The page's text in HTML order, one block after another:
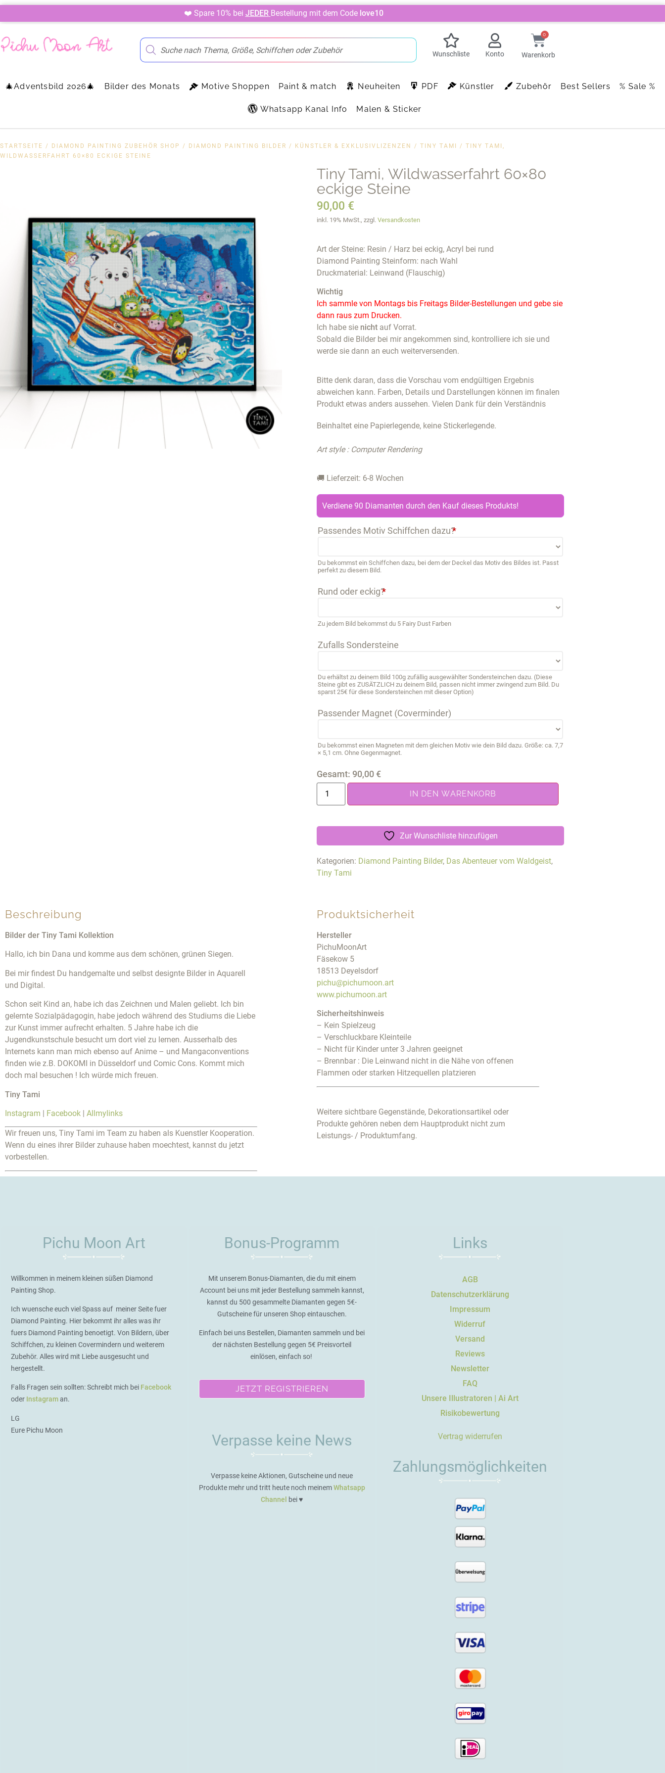
❤️ Spare 10% bei JEDER Bestellung mit dem Code love10
Wunschliste Konto
0
Warenkorb
🎄Adventsbild 2026🎄 Bilder des Monats Motive Shoppen Paint & match Neuheiten PDF Künstler Zubehör Best Sellers % Sale %
Whatsapp Kanal Info Malen & Sticker
STARTSEITE / DIAMOND PAINTING ZUBEHÖR SHOP / DIAMOND PAINTING BILDER / KÜNSTLER & EXKLUSIVLIZENZEN / TINY TAMI
/ TINY TAMI,
WILDWASSERFAHRT 60×80 ECKIGE STEINE
Tiny Tami, Wildwasserfahrt 60×80
eckige Steine
90,00 €
inkl. 19% MwSt., zzgl. Versandkosten
Art der Steine: Resin / Harz bei eckig, Acryl bei rund
Diamond Painting Steinform: nach Wahl
Druckmaterial: Leinwand (Flauschig)
Wichtig
Ich sammle von Montags bis Freitags Bilder-Bestellungen und gebe sie
dann raus zum Drucken.
Ich habe sie nicht auf Vorrat.
Sobald die Bilder bei mir angekommen sind, kontrolliere ich sie und
werde sie dann an euch weiterversenden.
Bitte denk daran, dass die Vorschau vom endgültigen Ergebnis
abweichen kann. Farben, Details und Darstellungen können im finalen
Produkt etwas anders aussehen. Vielen Dank für dein Verständnis
Beinhaltet eine Papierlegende, keine Stickerlegende.
Art style : Computer Rendering
🚚 Lieferzeit: 6-8 Wochen
Verdiene 90 Diamanten durch den Kauf dieses Produkts!
Passendes Motiv Schiffchen dazu?*
Du bekommst ein Schiffchen dazu, bei dem der Deckel das Motiv des Bildes ist. Passt
perfekt zu diesem Bild.
Rund oder eckig?*
Zu jedem Bild bekommst du 5 Fairy Dust Farben
Zufalls Sondersteine
Du erhältst zu deinem Bild 100g zufällig ausgewählter Sondersteinchen dazu. (Diese
Steine gibt es ZUSÄTZLICH zu deinem Bild, passen nicht immer zwingend zum Bild. Du
sparst 25€ für diese Sondersteinchen mit dieser Option)
Passender Magnet (Coverminder)
Du bekommst einen Magneten mit dem gleichen Motiv wie dein Bild dazu. Größe: ca. 7,7
× 5,1 cm. Ohne Gegenmagnet.
Gesamt: 90,00 €
IN DEN WARENKORB
Zur Wunschliste hinzufügen
Kategorien: Diamond Painting Bilder, Das Abenteuer vom Waldgeist,
Tiny Tami
Beschreibung
Bilder der Tiny Tami Kollektion
Hallo, ich bin Dana und komme aus dem schönen, grünen Siegen.
Bei mir findest Du handgemalte und selbst designte Bilder in Aquarell
und Digital.
Schon seit Kind an, habe ich das Zeichnen und Malen geliebt. Ich bin
gelernte Sozialpädagogin, habe jedoch während des Studiums die Liebe
zur Kunst immer aufrecht erhalten. 5 Jahre habe ich die
Jugendkunstschule besucht um dort viel zu lernen. Ausserhalb des
Internets kann man mich ebenso auf Anime – und Mangaconventions
finden wie z.B. DOKOMI in Düsseldorf und Comic Cons. Kommt mich
doch mal besuchen ! Ich würde mich freuen.
Tiny Tami
Instagram | Facebook | Allmylinks
Wir freuen uns, Tiny Tami im Team zu haben als Kuenstler Kooperation.
Wenn du eines ihrer Bilder zuhause haben moechtest, kannst du jetzt
vorbestellen.
Produktsicherheit
Hersteller
PichuMoonArt
Fäsekow 5
18513 Deyelsdorf
pichu@pichumoon.art
www.pichumoon.art
Sicherheitshinweis
– Kein Spielzeug
– Verschluckbare Kleinteile
– Nicht für Kinder unter 3 Jahren geeignet
– Brennbar : Die Leinwand nicht in die Nähe von offenen
Flammen oder starken Hitzequellen platzieren
Weitere sichtbare Gegenstände, Dekorationsartikel oder
Produkte gehören neben dem Hauptprodukt nicht zum
Leistungs- / Produktumfang.
Pichu Moon Art
Willkommen in meinem kleinen süßen Diamond
Painting Shop.
Ich wuensche euch viel Spass auf meiner Seite fuer
Diamond Painting. Hier bekommt ihr alles was ihr
fuers Diamond Painting benoetigt. Von Bildern, über
Schiffchen, zu kleinen Covermindern und weiterem
Zubehör. Alles wird mit Liebe ausgesucht und
hergestellt.
Falls Fragen sein sollten: Schreibt mich bei Facebook
oder Instagraman.
LG
Eure Pichu Moon
Bonus-Programm
Mit unserem Bonus-Diamanten, die du mit einem
Account bei uns mit jeder Bestellung sammeln kannst,
kannst du 500 gesammelte Diamanten gegen 5€-
Gutscheine für unseren Shop eintauschen.
Einfach bei uns Bestellen, Diamanten sammeln und bei
der nächsten Bestellung gegen 5€ Preisvorteil
einlösen, einfach so!
JETZT REGISTRIEREN
Verpasse keine News
Verpasse keine Aktionen, Gutscheine und neue
Produkte mehr und tritt heute noch meinemWhatsapp
Channel
bei ♥️
Links
AGB
Datenschutzerklärung
Impressum
Widerruf
Versand
Reviews
Newsletter
FAQ
Unsere Illustratoren | Ai Art
Risikobewertung
Vertrag widerrufen
Zahlungsmöglichkeiten